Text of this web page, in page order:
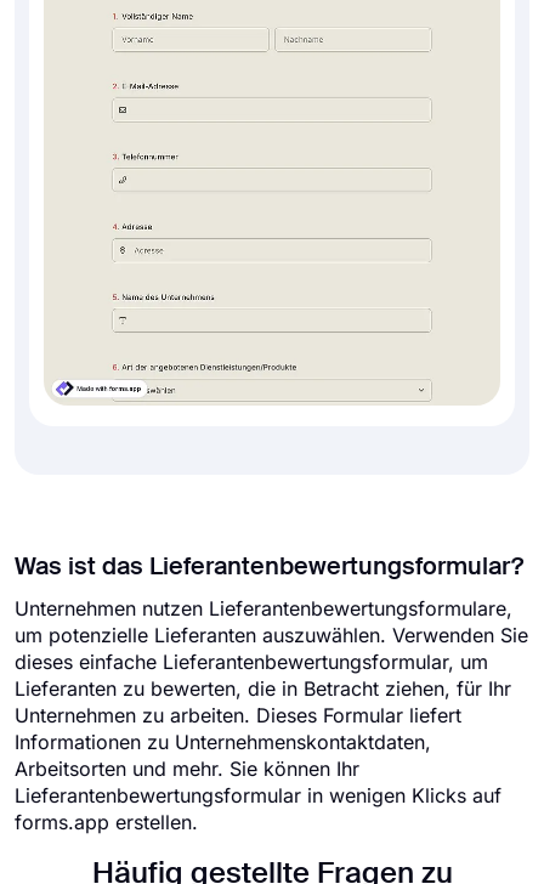
Was ist das Lieferantenbewertungsformular?
Unternehmen nutzen Lieferantenbewertungsformulare,
um potenzielle Lieferanten auszuwählen. Verwenden Sie
dieses einfache Lieferantenbewertungsformular, um
Lieferanten zu bewerten, die in Betracht ziehen, für Ihr
Unternehmen zu arbeiten. Dieses Formular liefert
Informationen zu Unternehmenskontaktdaten,
Arbeitsorten und mehr. Sie können Ihr
Lieferantenbewertungsformular in wenigen Klicks auf
forms.app erstellen.
Häufig gestellte Fragen zu